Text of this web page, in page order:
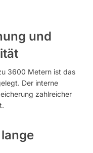
und
3600 Metern ist das
Der interne
zahlreicher